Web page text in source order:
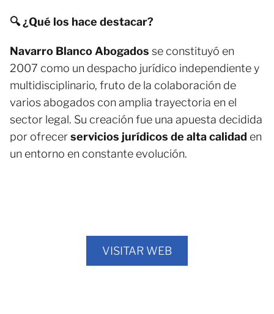
🔍 ¿Qué los hace destacar?
Navarro Blanco Abogados se constituyó en
2007 como un despacho jurídico independiente y
multidisciplinario, fruto de la colaboración de
varios abogados con amplia trayectoria en el
sector legal. Su creación fue una apuesta decidida
por ofrecerservicios jurídicos de alta calidad en
un entorno en constante evolución.
VISITAR WEB